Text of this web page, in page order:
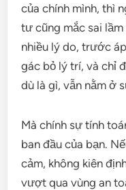
của chính mình, thì
tư cũng mắc sai
nhiều lý do, trước
gác bỏ lý trí, và chỉ
dù là gì, vẫn nằm ở
Mà chính sự tính
ban đầu của bạn.
cảm, không kiên
vượt qua vùng an